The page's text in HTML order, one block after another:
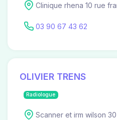
Clinique rhena 10 rue
03 90 67 43 62
OLIVIER TRENS
Radiologue
Scanner et irm wilson